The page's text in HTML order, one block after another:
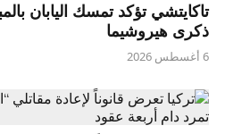
تاكايتشي تؤكد تمسك اليابان
ذكرى هيروشيما
6 أغسطس 2026